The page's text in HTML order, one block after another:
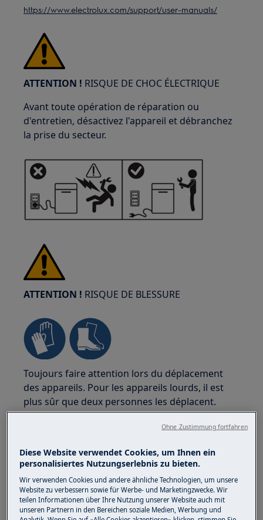
https://www.electrolux.com/support/user-manuals/
ATTENTION ! RISQUE DE CHOC ÉLECTRIQUE
Avant toute opération de réparation ou
d'entretien, désactivez l'appareil et débranchez
la prise du secteur.
ATTENTION ! RISQUE DE BLESSURE
Toujours faire attention lors du déplacement
des appareils. Pour les appareils lourds, il est
plus sûr que deux personnes les déplacent.
Utilisez toujours des gants de sécurité et des
chaussures de sécurité. Portez des gants de
coupures dues aux bords tranchants.
Diese Website verwendet Cookies, um Ihnen ein
personalisiertes Nutzungserlebnis zu bieten.
Wir verwenden Cookies und andere ähnliche Technologien, um unsere
Website zu verbessern sowie für Werbe- und Marketingzwecke. Wir
teilen Informationen über Ihre Nutzung unserer Website auch mit
unseren Partnern in den Bereichen soziale Medien, Werbung und
Ohne Zustimmung fortfahren